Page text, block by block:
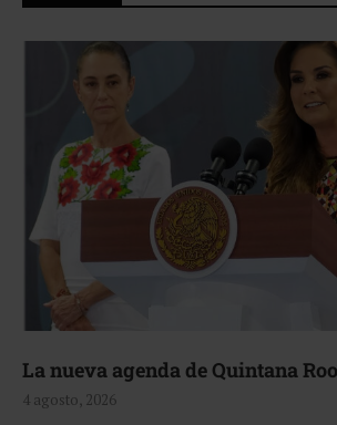
La nueva agenda de Quintana Roo
4 agosto, 2026